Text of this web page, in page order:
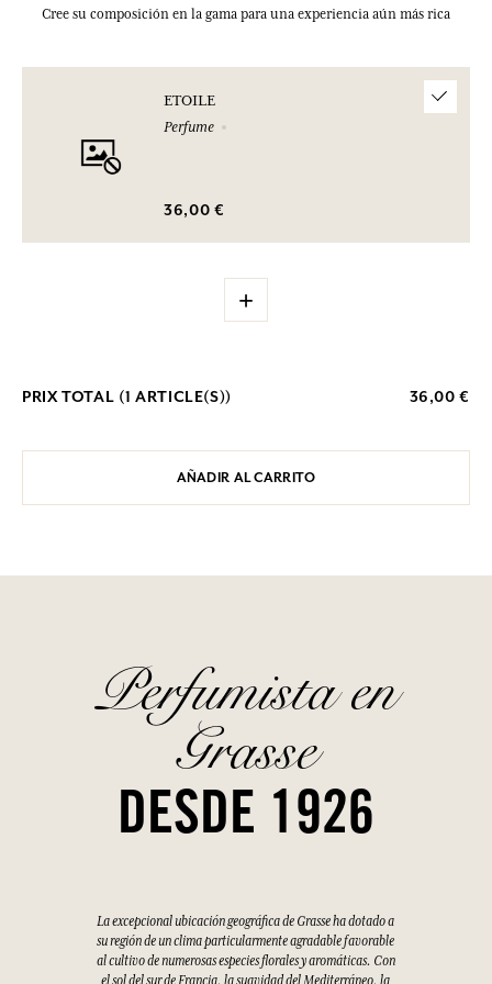
Cree su composición en la gama para una experiencia aún más rica
ETOILE
Perfume
36,00 €
+
PRIX TOTAL (1 ARTICLE(S)) 36,00 €
AÑADIR AL CARRITO
Perfumista en
Grasse
DESDE 1926
La excepcional ubicación geográfica de Grasse ha dotado a
su región de un clima particularmente agradable favorable
al cultivo de numerosas especies florales y aromáticas. Con
el sol del sur de Francia, la suavidad del Mediterráneo, la